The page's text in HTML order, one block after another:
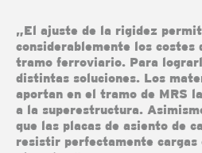
„El ajuste de la rigidez
considerablemente los costes
tramo ferroviario. Para
distintas soluciones. Los
aportan en el tramo de MRS
a la superestructura.
que las placas de asiento de
resistir perfectamente cargas